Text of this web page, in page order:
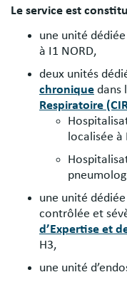
Le service est
une unité dédiée
à I1 NORD,
deux unités
chronique dans
Respiratoire
localisée à
une unité
contrôlée et
d’Expertise et
H3,
une unité